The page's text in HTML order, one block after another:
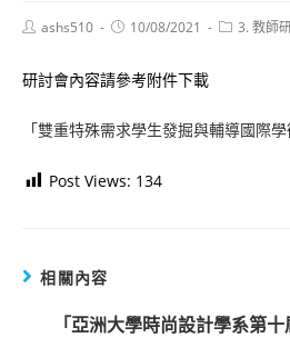
Postashs510
Post10/08/2021
Post3. 教師
研討會內容請參考附件下載
「雙重特殊需求學生發掘與輔導國際
Post Views: 134
相關內容
「亞洲大學時尚設計學系第